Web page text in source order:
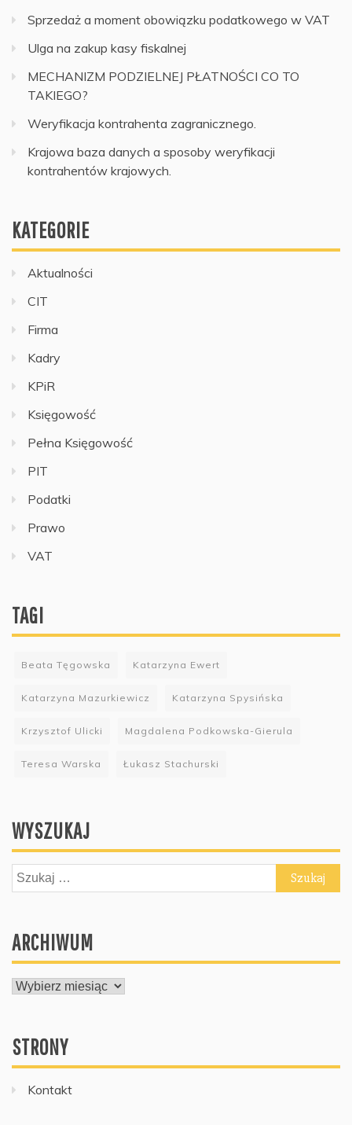
Sprzedaż a moment obowiązku podatkowego w VAT
Ulga na zakup kasy fiskalnej
MECHANIZM PODZIELNEJ PŁATNOŚCI CO TO
TAKIEGO?
Weryfikacja kontrahenta zagranicznego.
Krajowa baza danych a sposoby weryfikacji
kontrahentów krajowych.
KATEGORIE
Aktualności
CIT
Firma
Kadry
KPiR
Księgowość
Pełna Księgowość
PIT
Podatki
Prawo
VAT
TAGI
Beata Tęgowska Katarzyna Ewert
Katarzyna Mazurkiewicz Katarzyna Spysińska
Krzysztof Ulicki Magdalena Podkowska-Gierula
Teresa Warska Łukasz Stachurski
WYSZUKAJ
Szukaj:
ARCHIWUM
ARCHIWUM
STRONY
Kontakt